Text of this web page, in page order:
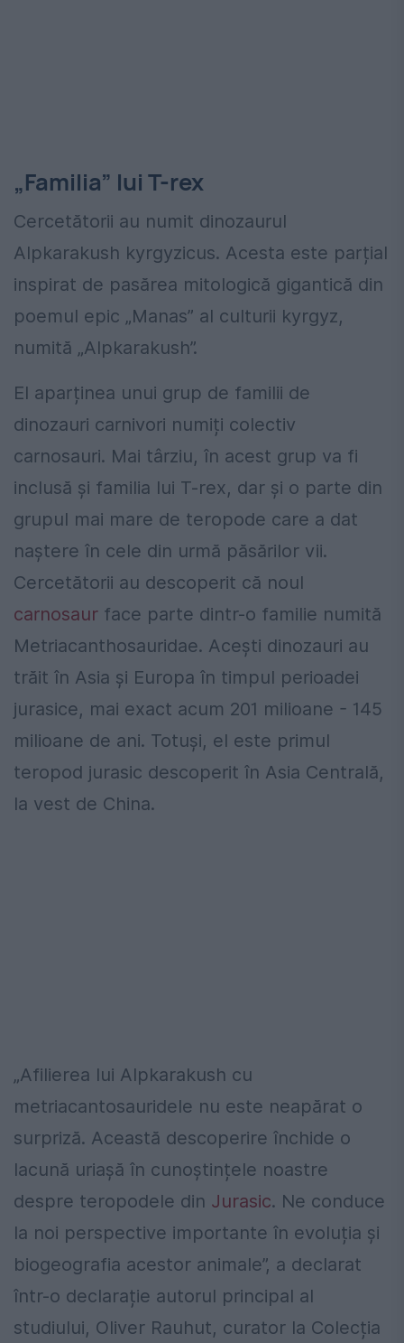
„Familia” lui T-rex
Cercetătorii au numit dinozaurul
Alpkarakush kyrgyzicus. Acesta este parțial
inspirat de pasărea mitologică gigantică din
poemul epic „Manas” al culturii kyrgyz,
numită „Alpkarakush”.
El aparținea unui grup de familii de
dinozauri carnivori numiți colectiv
carnosauri. Mai târziu, în acest grup va fi
inclusă și familia lui T-rex, dar și o parte din
grupul mai mare de teropode care a dat
naștere în cele din urmă păsărilor vii.
Cercetătorii au descoperit că noul
carnosaur face parte dintr-o familie numită
Metriacanthosauridae. Acești dinozauri au
trăit în Asia și Europa în timpul perioadei
jurasice, mai exact acum 201 milioane - 145
milioane de ani. Totuși, el este primul
teropod jurasic descoperit în Asia Centrală,
la vest de China.
„Afilierea lui Alpkarakush cu
metriacantosauridele nu este neapărat o
surpriză. Această descoperire închide o
lacună uriașă în cunoștințele noastre
despre teropodele din Jurasic. Ne conduce
la noi perspective importante în evoluția și
biogeografia acestor animale”, a declarat
într-o declarație autorul principal al
studiului, Oliver Rauhut, curator la Colecția